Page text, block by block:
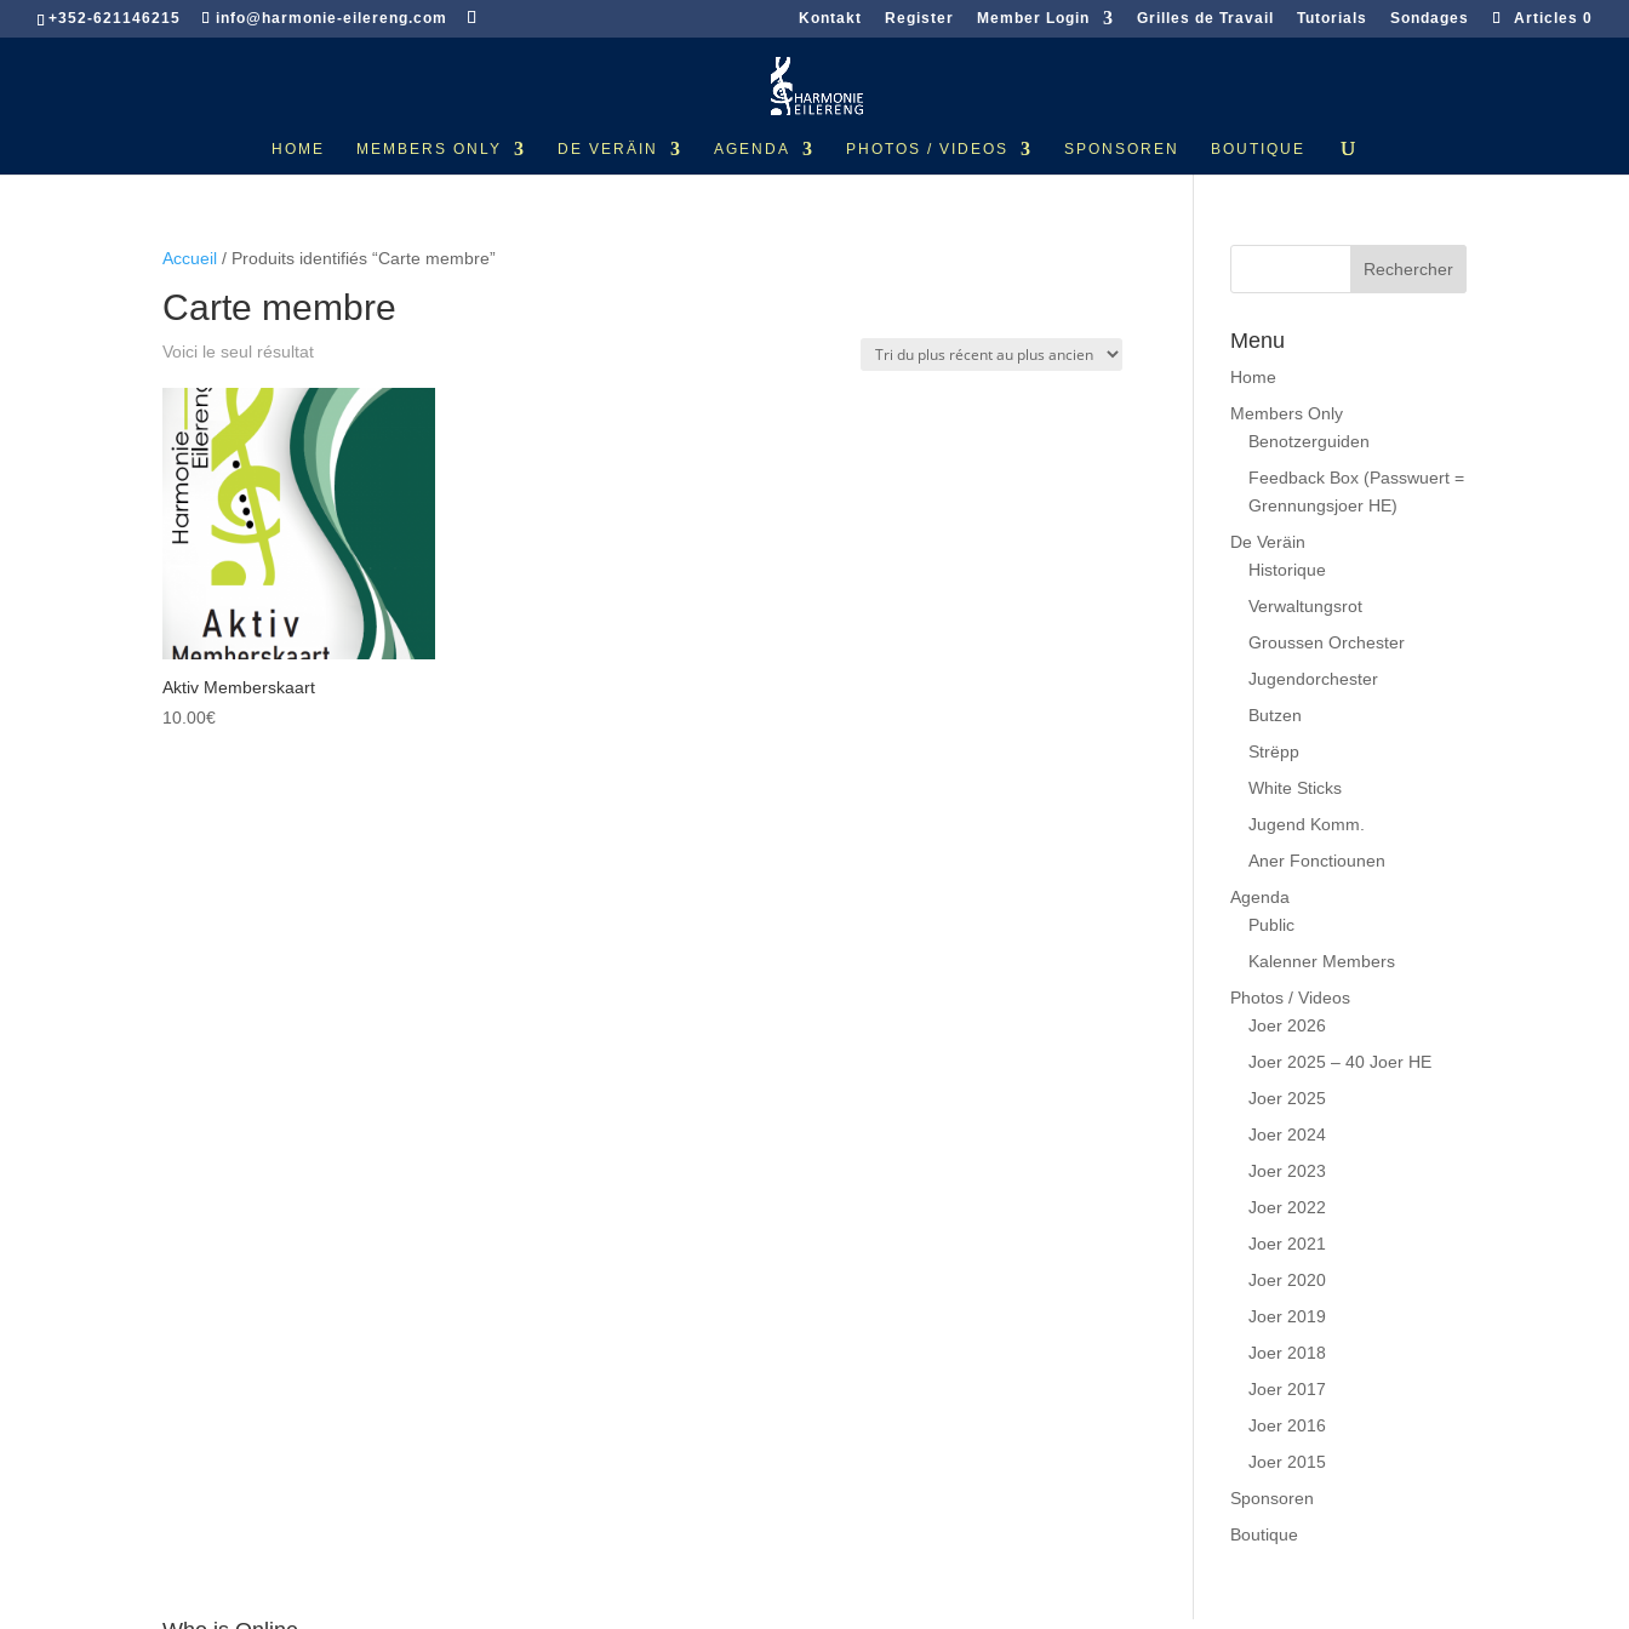
+352-621146215 info@harmonie-eilereng.com Kontakt Register Member Login Grilles de Travail Tutorials Sondages Articles 0
HOME MEMBERS ONLY DE VERÄIN AGENDA PHOTOS / VIDEOS SPONSOREN BOUTIQUE
Accueil / Produits identifiés “Carte membre”
Carte membre
Voici le seul résultat
Aktiv Memberskaart
10.00€
Menu
Home
Members Only
Benotzerguiden
Feedback Box (Passwuert =
Grennungsjoer HE)
De Veräin
Historique
Verwaltungsrot
Groussen Orchester
Jugendorchester
Butzen
Strëpp
White Sticks
Jugend Komm.
Aner Fonctiounen
Agenda
Public
Kalenner Members
Photos / Videos
Joer 2026
Joer 2025 – 40 Joer HE
Joer 2025
Joer 2024
Joer 2023
Joer 2022
Joer 2021
Joer 2020
Joer 2019
Joer 2018
Joer 2017
Joer 2016
Joer 2015
Sponsoren
Boutique